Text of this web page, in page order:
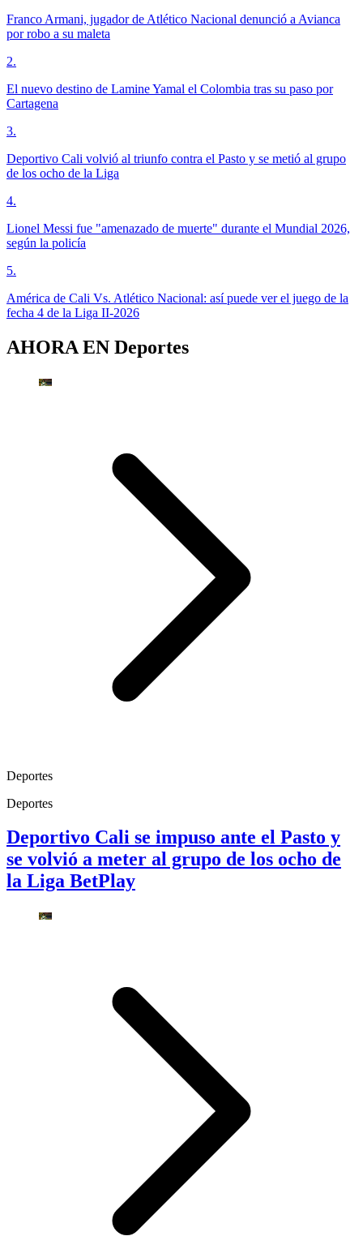
Franco Armani, jugador de Atlético Nacional denunció a Avianca
por robo a su maleta
2.
El nuevo destino de Lamine Yamal el Colombia tras su paso por
Cartagena
3.
Deportivo Cali volvió al triunfo contra el Pasto y se metió al grupo
de los ocho de la Liga
4.
Lionel Messi fue "amenazado de muerte" durante el Mundial 2026,
según la policía
5.
América de Cali Vs. Atlético Nacional: así puede ver el juego de la
fecha 4 de la Liga II-2026
AHORA EN Deportes
Deportes
Deportes
Deportivo Cali se impuso ante el Pasto y
se volvió a meter al grupo de los ocho de
la Liga BetPlay